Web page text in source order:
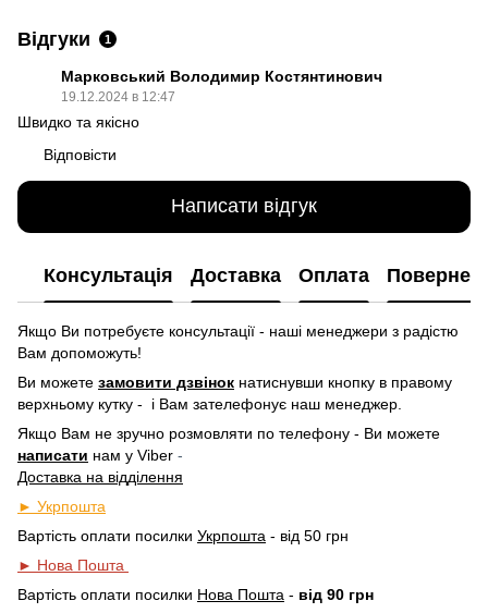
Відгуки 1
Марковський Володимир Костянтинович
19.12.2024 в 12:47
Швидко та якісно
Відповісти
Написати відгук
Консультація Доставка Оплата
Якщо Ви потребуєте консультації - наші менеджери з радістю
Вам допоможуть!
Ви можете замовити дзвінок натиснувши кнопку в правому
верхньому кутку -
і Вам зателефонує наш менеджер.
Якщо Вам не зручно розмовляти по телефону - Ви можете
написати нам у Viber -
Доставка на відділення
► Укрпошта
Вартість оплати посилки Укрпошта - від 50 грн
► Нова Пошта
Вартість оплати посилки Нова Пошта - від 90 грн